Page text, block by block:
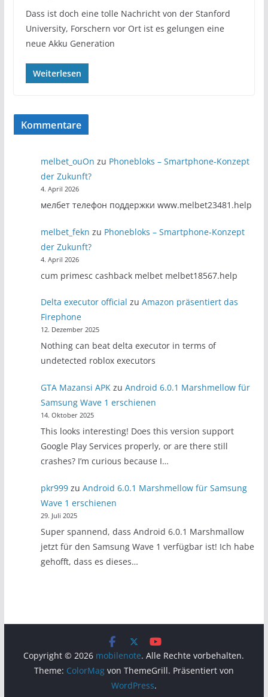
Dass ist doch eine tolle Nachricht von der Stanford
University, Forschern vor Ort ist es gelungen eine
neue Akku Generation
Weiterlesen
Kommentare
melbet_ouOn zu Phonebloks – Smartphone-Konzept
der Zukunft?
4. April 2026
мелбет телефон поддержки www.melbet23481.help
melbet_fekn zu Phonebloks – Smartphone-Konzept
der Zukunft?
4. April 2026
cum primesc cashback melbet melbet18567.help
Delta executor official zuAmazon präsentiert das
Firephone
12. Dezember 2025
Nothing can beat delta executor in terms of
undetected roblox executors
GTA Mazansi APK zuAndroid 6.0.1 Marshmellow für
Samsung Wave 1 erschienen
14. Oktober 2025
This looks interesting! Does this version support
Google Play Services properly, or are there still
crashes? I’m curious because I…
pkr999 zuAndroid 6.0.1 Marshmellow für Samsung
Wave 1 erschienen
29. Juli 2025
Super spannend, dass Android 6.0.1 Marshmallow
jetzt für den Samsung Wave 1 verfügbar ist! Ich habe
gehofft, dass es dieses…
Copyright © 2026 mobilenote. Alle Rechte vorbehalten.
Theme: ColorMagvon ThemeGrill. Präsentiert von
WordPress.